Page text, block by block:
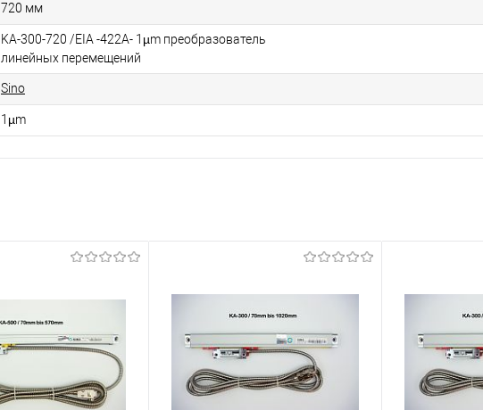
720 мм
KA-300-720 /EIA -422A- 1µm преобразователь
линейных перемещений
Sino
1µm